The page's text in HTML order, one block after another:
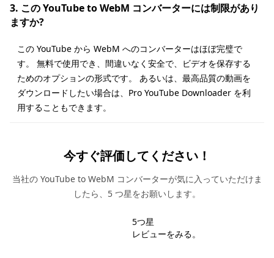
3. この YouTube to WebM コンバーターには制限があり
ますか?
この YouTube から WebM へのコンバーターはほぼ完璧で
す。 無料で使用でき、間違いなく安全で、ビデオを保存する
ためのオプションの形式です。 あるいは、最高品質の動画を
ダウンロードしたい場合は、Pro YouTube Downloader を利
用することもできます。
今すぐ評価してください！
当社の YouTube to WebM コンバーターが気に入っていただけま
したら、5 つ星をお願いします。
5つ星
レビューをみる。